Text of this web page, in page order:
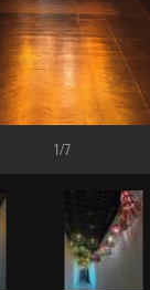
de l’art moderne »"
Dist. GrandPalaisRmn
1/7